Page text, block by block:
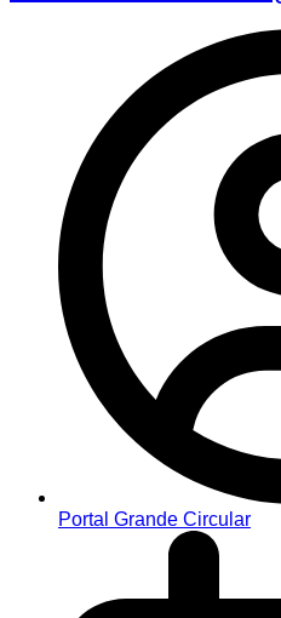
Portal Grande Circular